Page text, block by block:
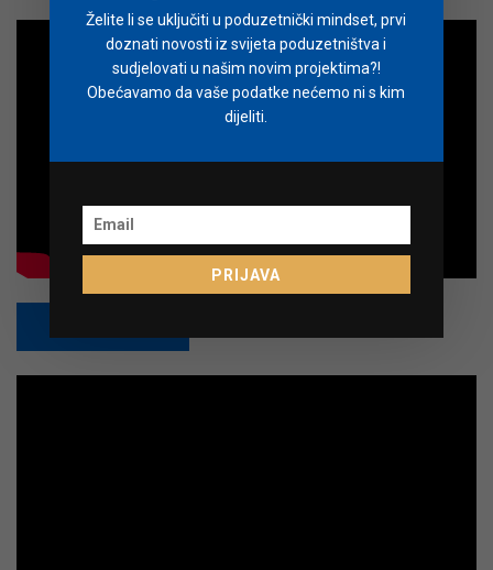
Želite li se uključiti u poduzetnički mindset, prvi
doznati novosti iz svijeta poduzetništva i
sudjelovati u našim novim projektima?!
Obećavamo da vaše podatke nećemo ni s kim
dijeliti.
PRIJAVA